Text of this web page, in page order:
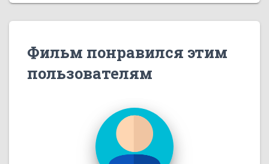
Фильм понравился этим
пользователям